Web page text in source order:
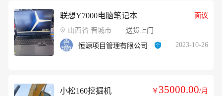
联想Y7000电脑笔记本
面议
山西省 晋城市
送货上门
恒源项目管理有限公司 2023-10-26
小松160挖掘机 ￥ 35000.00/月